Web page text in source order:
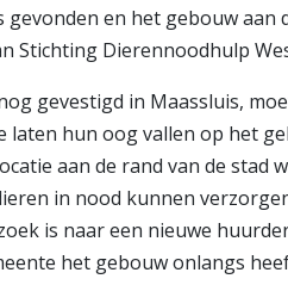
gevonden en het gebouw aan
Stichting Dierennoodhulp
gevestigd in Maassluis,
laten hun oog vallen op het
aan de rand van de stad
in nood kunnen
is naar een nieuwe
het gebouw onlangs